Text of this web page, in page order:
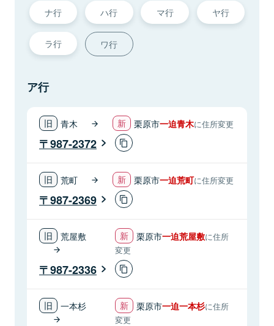
ナ行 ハ行 マ行 ヤ行
ラ行 ワ行
ア行
青木 栗原市一迫青木に住所変更
987-2372
荒町 栗原市一迫荒町に住所変更
987-2369
荒屋敷 栗原市一迫荒屋敷に住所
変更
987-2336
一本杉 栗原市一迫一本杉に住所
変更